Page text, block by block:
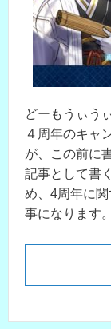
どーもうぃう
４周年のキャ
が、この前に
記事として書
め、4周年に
事になります